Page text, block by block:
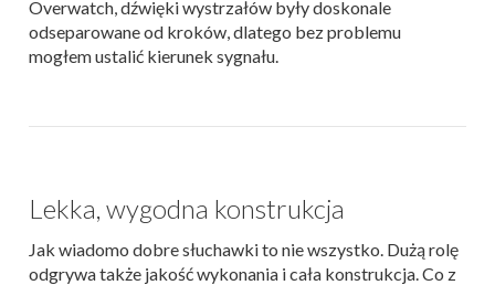
Overwatch, dźwięki wystrzałów były doskonale
odseparowane od kroków, dlatego bez problemu
mogłem ustalić kierunek sygnału.
Lekka, wygodna konstrukcja
Jak wiadomo dobre słuchawki to nie wszystko. Dużą rolę
odgrywa także jakość wykonania i cała konstrukcja. Co z